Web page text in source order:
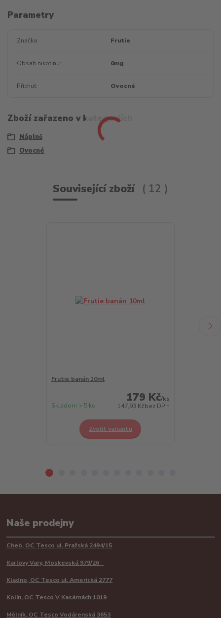
Parametry
Značka Frutie
Obsah nikotinu 0mg
Příchuť Ovocné
Zboží zařazeno v kategoriích
Náplně
Ovocné
Související zboží 12
Frutie banán 10ml
179 Kč/ks
147,93 Kčbez DPH
Skladem > 5 ks
Zvolit variantu
Naše prodejny
Cheb, OC Tesco ul. Pražská 2494/15
Karlovy Vary, Moskevská 979/26
Kladno, OC Tesco ul. Americká 2777
Kolín, OC Tesco V Kasárnách 1019
Mělník, OC Tesco Vodárenská 3653